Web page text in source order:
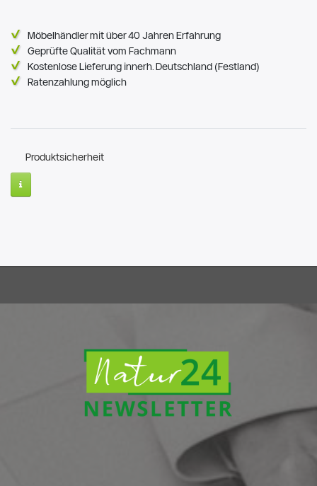
Möbelhändler mit über 40 Jahren Erfahrung
Geprüfte Qualität vom Fachmann
Kostenlose Lieferung innerh. Deutschland (Festland)
Ratenzahlung möglich
Produktsicherheit